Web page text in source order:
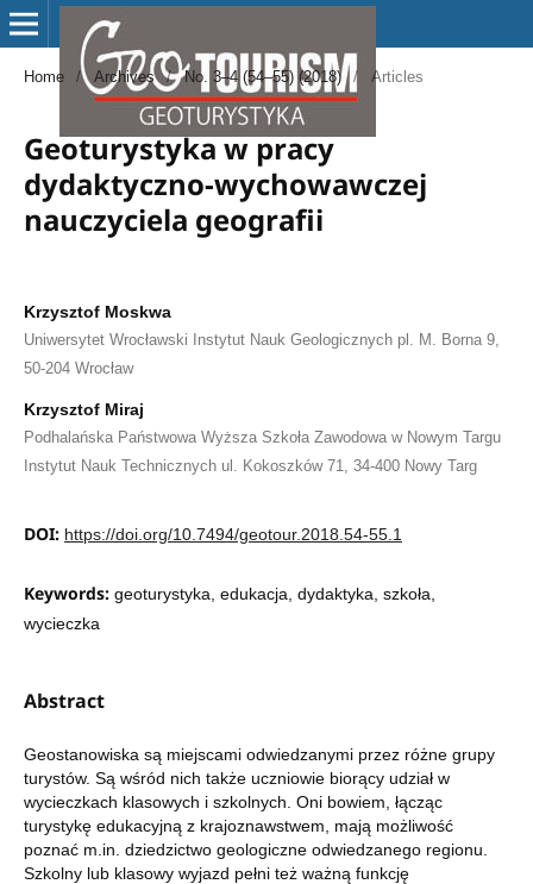
Home / Archives / No. 3–4 (54–55) (2018) / Articles
Geoturystyka w pracy
dydaktyczno-wychowawczej
nauczyciela geografii
Krzysztof Moskwa
Uniwersytet Wrocławski Instytut Nauk Geologicznych pl. M. Borna 9,
50-204 Wrocław
Krzysztof Miraj
Podhalańska Państwowa Wyższa Szkoła Zawodowa w Nowym Targu
Instytut Nauk Technicznych ul. Kokoszków 71, 34-400 Nowy Targ
DOI: https://doi.org/10.7494/geotour.2018.54-55.1
Keywords: geoturystyka, edukacja, dydaktyka, szkoła,
wycieczka
Abstract
Geostanowiska są miejscami odwiedzanymi przez różne grupy
turystów. Są wśród nich także uczniowie biorący udział w
wycieczkach klasowych i szkolnych. Oni bowiem, łącząc
turystykę edukacyjną z krajoznawstwem, mają możliwość
poznać m.in. dziedzictwo geologiczne odwiedzanego regionu.
Szkolny lub klasowy wyjazd pełni też ważną funkcję